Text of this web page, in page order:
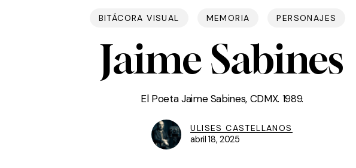
BITÁCORA VISUAL MEMORIA PERSONAJES
Jaime Sabines
El Poeta Jaime Sabines, CDMX. 1989.
ULISES CASTELLANOS
abril 18, 2025